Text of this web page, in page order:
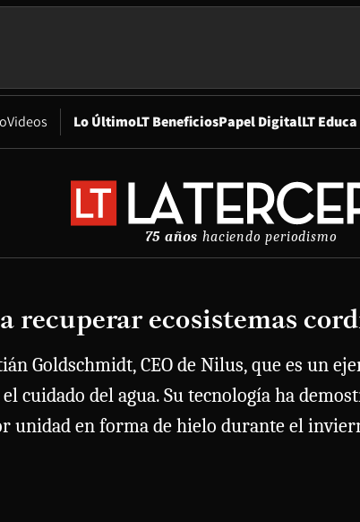
Videos Lo ÚltimoLT BeneficiosPapel DigitalOpens in
LT Educa
75 años haciendo periodismo
recuperar ecosistemas
Goldschmidt, CEO de Nilus, que es un
del agua. Su tecnología ha
unidad en forma de hielo durante el